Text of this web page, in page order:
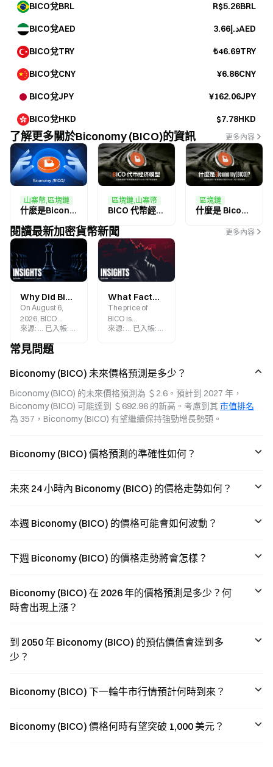
BICO兌BRL R$5.26BRL
BICO兌AED د.إ3.66AED
BICO兌TRY ₺46.69TRY
BICO兌CNY ¥6.86CNY
BICO兌JPY ¥162.06JPY
BICO兌HKD $7.78HKD
了解更多關於Biconomy (BICO)的資訊 更多內容
山寨幣,區塊鏈
什麽是Biconomy？關於 BICO 您需要了解的一切
區塊鏈,山寨幣
BICO 代幣經濟模型：如何推動 Biconomy 賬戶抽象生態增長？
區塊鏈
什麼是 Biconomy（BICO）？全面解析賬戶抽象基礎設施與 Web3 用戶體驗革命
閱讀最新加密貨幣新聞 更多內容
Why Did Biconomy (BICO) Surge 114% in 7 Days? ERC-4337 and EIP-7702 Fuel the Account Abstraction Boom
On August 6,
2026, BICO
posted a weekly
This article
driving factors
surge and
potential risks
from several
rotation of Web3
infrastructure,
of account
abstraction, and
wallets.
來源: Gate.blog
已入帳: 2026-08-06
What Factors Influence BICO’s Price? A Comprehensive Analysis of Market Cycles, Product Development, and Shifting Narratives
The price of
BICO is
influenced not
but also closely
development of
Account
Abstraction,
products, the
overall activity
Ethereum
ecosystem, and
as AI Agents.
來源: Gate.blog
已入帳:
常見問題
Biconomy (BICO) 未來價格預測是多少？
Biconomy (BICO) 的未來價格預測為 ＄2.6。預計到 2027 年，
Biconomy (BICO) 可能達到 ＄692.96 的新高。考慮到其 市值排名
為 357，Biconomy (BICO) 有望繼續保持強勁增長勢頭。
Biconomy (BICO) 價格預測的準確性如何？
未來 24 小時內 Biconomy (BICO) 的價格走勢如何？
本週 Biconomy (BICO) 的價格可能會如何波動？
下週 Biconomy (BICO) 的價格走勢將會怎樣？
Biconomy (BICO) 在 2026 年的價格預測是多少？何
時會出現上漲？
到 2050 年 Biconomy (BICO) 的預估價值會達到多
少？
Biconomy (BICO) 下一輪牛市行情預計何時到來？
Biconomy (BICO) 價格何時有望突破 1,000 美元？